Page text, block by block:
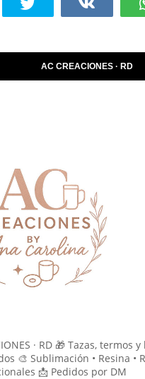
AC CREACIONES · RD
· RD 🎁 Tazas, termos
🎨 Sublimación • Resina •
📩 Pedidos por DM